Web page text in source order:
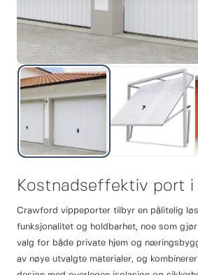
Kostnadseffektiv port
Crawford vippeporter tilbyr en pålitelig
funksjonalitet og holdbarhet, noe som
valg for både private hjem og
av nøye utvalgte materialer, og